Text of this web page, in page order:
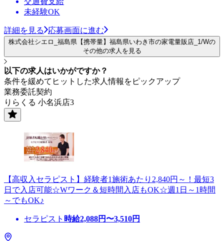
未経験OK
詳細を見る 応募画面に進む
株式会社シエロ_福島県【携帯量】福島県いわき市の家電量販店_1/Wの
その他の求人を見る
以下の求人はいかがですか？
条件を緩めてヒットした求人情報をピックアップ
業務委託契約
りらくる 小名浜店3
【高収入セラピスト】経験者1施術あたり2,840円～！最短3
日で入店可能☆Wワーク＆短時間入店もOK☆週1日～1時間
～でもOK♪
セラピスト 時給2,088円〜3,510円